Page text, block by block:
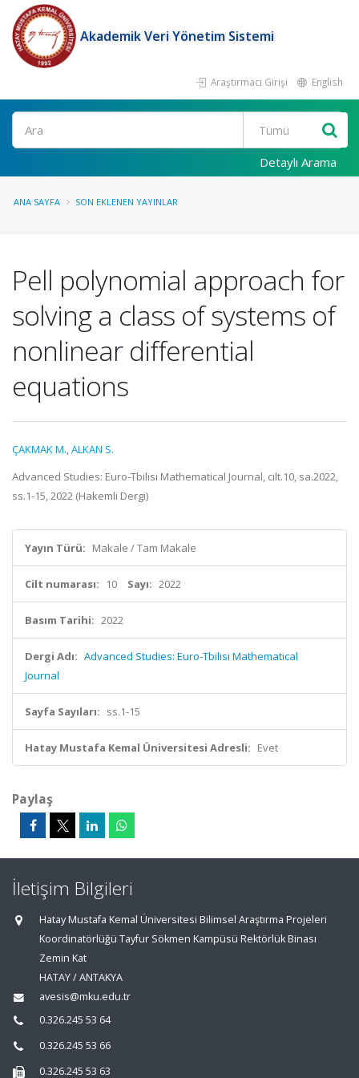
Akademik Veri Yönetim Sistemi
Araştırmacı Girişi English
Ara
Detaylı Arama
ANA SAYFA SON EKLENEN YAYINLAR
Pell polynomial approach for
solving a class of systems of
nonlinear differential
equations
ÇAKMAK M.,ALKAN S.
Advanced Studies: Euro-Tbilisi Mathematical Journal, cilt.10, sa.2022,
ss.1-15, 2022 (Hakemli Dergi)
Yayın Türü: Makale / Tam Makale
Cilt numarası: 10 Sayı: 2022
Basım Tarihi: 2022
Dergi Adı: Advanced Studies: Euro-Tbilisi Mathematical
Journal
Sayfa Sayıları: ss.1-15
Hatay Mustafa Kemal Üniversitesi Adresli: Evet
Paylaş
İletişim Bilgileri
Hatay Mustafa Kemal Üniversitesi Bilimsel Araştırma Projeleri
Koordinatörlüğü Tayfur Sökmen Kampüsü Rektörlük Binası
Zemin Kat
HATAY / ANTAKYA
avesis@mku.edu.tr
0.326.245 53 64
0.326.245 53 66
0.326.245 53 63